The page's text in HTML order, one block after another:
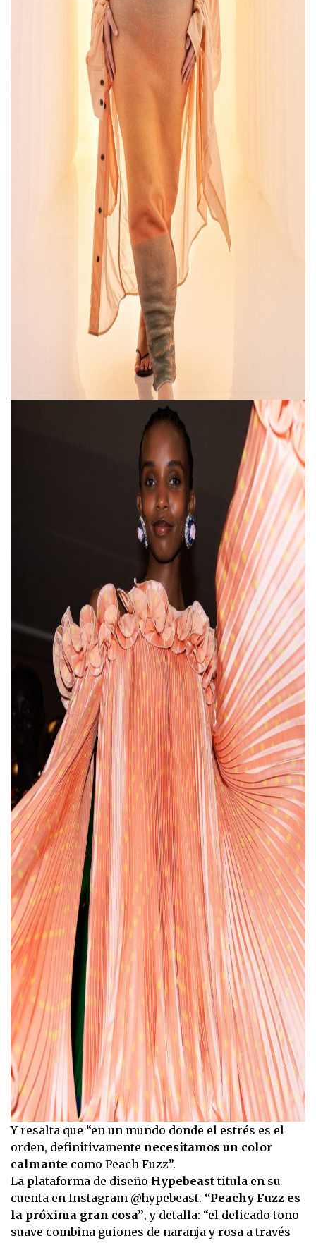
Y resalta que “en un mundo donde el estrés es el
orden, definitivamente necesitamos un color
calmante como Peach Fuzz”.
La plataforma de diseño Hypebeasttitula en su
cuenta en Instagram @hypebeast. “Peachy Fuzz es
la próxima gran cosa”, y detalla: “el delicado tono
suave combina guiones de naranja y rosa a través